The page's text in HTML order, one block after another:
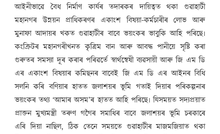
আইনীভাৱে বৈধ নিৰ্মাণ কাৰ্যৰ তদাৰকৰ দায়িত্বত থকা গুৱাহাটী
মহানগৰ উন্নয়ন প্ৰাধিকৰণৰ একাংশ বিষয়া-কৰ্মচাৰীৰ লোভ আৰু
মুনাফা আদায়ৰ খকত গুৱাহাটীৰ বাবে ভয়ংকৰ ভাবুকি আহি পৰিছে৷
কংক্ৰিটৰ মহানগৰীখনত কৃত্ৰিম বান আৰু আবদ্ধ পানীয়ে সৃষ্টি কৰা
গুৰুতৰ সমস্যা দূৰ কৰাৰ পৰিৱৰ্তে স্বাৰ্থন্বেষী ব্যৱসায়ী আৰু জি এম ডি
এৰ একাংশ বিষয়াৰ কমিছনৰ বাবেই জি এম ডি এৰ আইনৰ বিধি
সলনি কৰি বণিয়াৰ হাতত জলাশয়ৰ ভূমি গতাই দিয়াৰ পৰিকল্পনাৰ
ভয়ংকৰ তথ্য ‘আমাৰ অসম’ৰ হাতত আহি পৰিছে৷ যিসময়ত সদ্যপ্ৰয়াত
প্ৰাক্তন মুখ্যমন্ত্ৰী তৰুণ গগৈৰ সমাধিৰ বাবে জলাশয়ৰ ভূমি চৰকাৰে
এৰি দিয়া নাছিল, ঠিক তেনে সময়তে গুৱাহাটীৰ মাজমজিয়াত থকা